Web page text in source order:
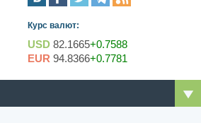
Курс валют:
USD 82.1665+0.7588
EUR 94.8366+0.7781